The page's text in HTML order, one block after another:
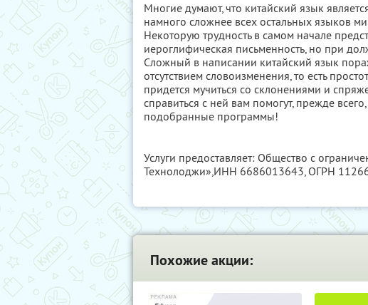
Многие думают, что китайский язык
намного сложнее всех остальных языков
Некоторую трудность в самом начале
иероглифическая письменность, но при
Сложный в написании китайский язык
отсутствием словоизменения, то есть
придется мучиться со склонениями и
справиться с ней вам помогут, прежде
подобранные программы!
Услуги предоставляет: Общество с
Технолоджи»,ИНН 6686013643, ОГРН
Похожие акции: